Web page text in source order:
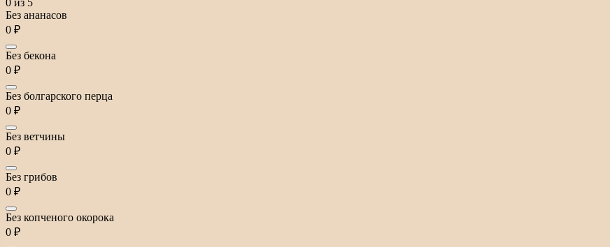
Без ананасов
0 ₽
Без бекона
0 ₽
Без болгарского перца
0 ₽
Без ветчины
0 ₽
Без грибов
0 ₽
Без копченого окорока
0 ₽